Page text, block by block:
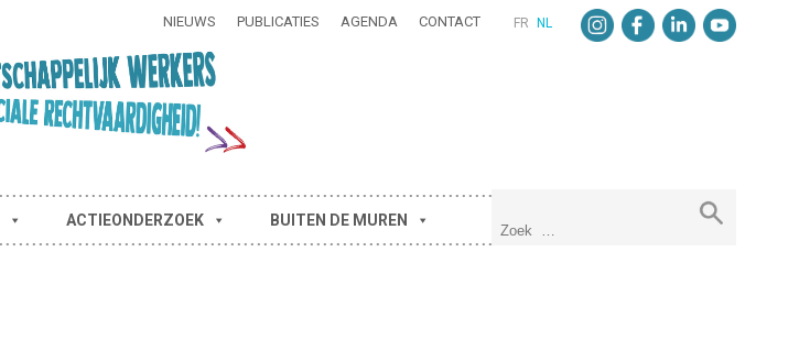
NIEUWS PUBLICATIES AGENDA CONTACT FR NL
ACTIEONDERZOEK BUITEN DE MUREN